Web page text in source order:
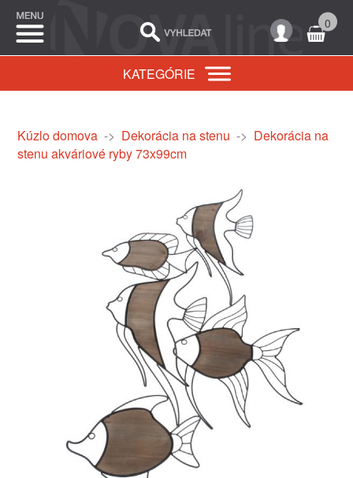
0
KATEGÓRIE
Kúzlo domova-> Dekorácia na stenu -> Dekorácia na
stenu akváriové ryby 73x99cm